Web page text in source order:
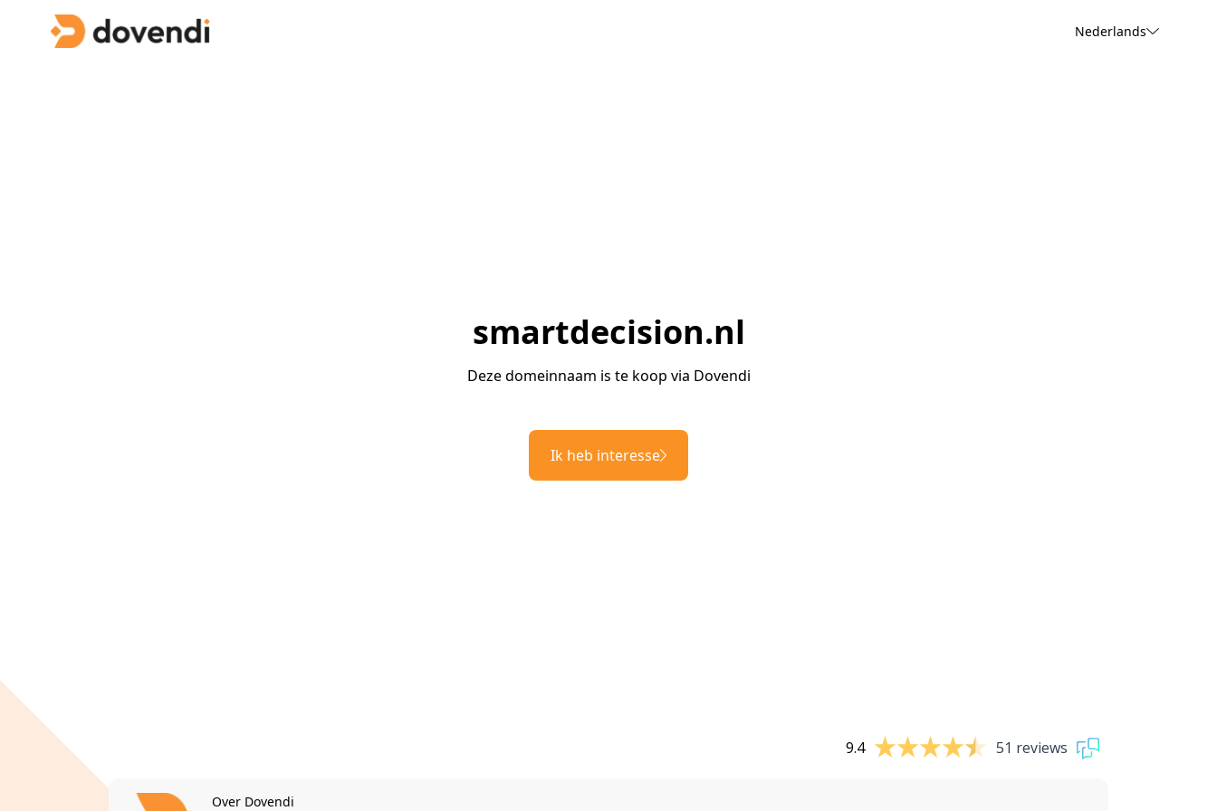
Nederlands
smartdecision.nl
Deze domeinnaam is te koop via Dovendi
Ik heb interesse
9.4 51 reviews
Over Dovendi